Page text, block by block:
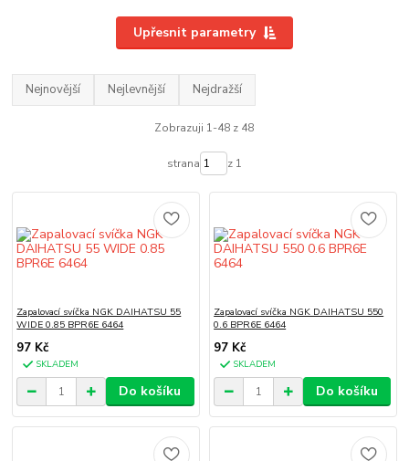
Upřesnit parametry
Nejnovější Nejlevnější Nejdražší
Zobrazuji 1-48 z 48
strana z 1
Zapalovací svíčka NGK DAIHATSU 55
WIDE 0.85 BPR6E 6464
97 Kč
SKLADEM
Do košíku
Zapalovací svíčka NGK DAIHATSU 550
0.6 BPR6E 6464
97 Kč
SKLADEM
Do košíku